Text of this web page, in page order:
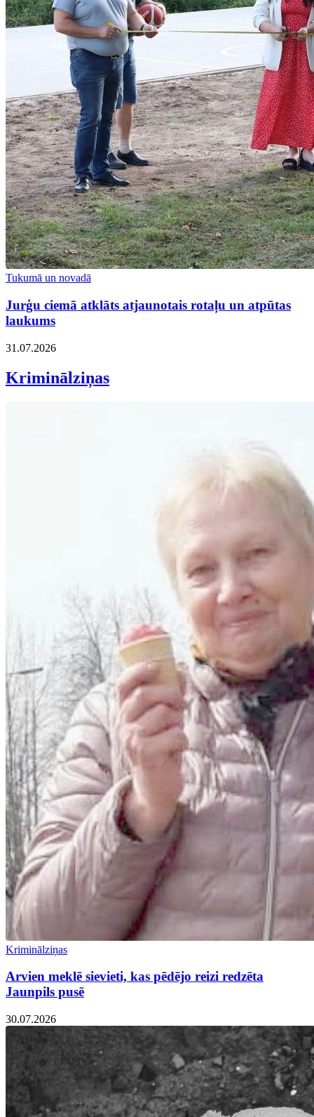
Tukumā un novadā
Jurģu ciemā atklāts atjaunotais rotaļu un atpūtas
laukums
31.07.2026
Kriminālziņas
Kriminālziņas
Arvien meklē sievieti, kas pēdējo reizi redzēta
Jaunpils pusē
30.07.2026